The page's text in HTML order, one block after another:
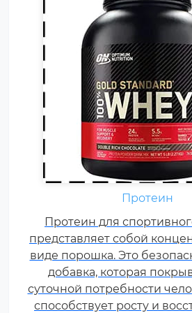
Протеин
Протеин для
представляет собой
виде порошка. Это
добавка, которая
суточной потребности
способствует росту и
незаменимые
соединения, которые
поступают в организм
белковой пищей.
Несбалансированное
повышенные
нагрузки и стресс